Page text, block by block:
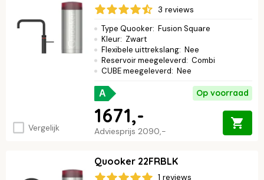
Vergelijk
3 reviews
Type Quooker: Fusion Square
Kleur: Zwart
Flexibele uittrekslang: Nee
Reservoir meegeleverd: Combi
CUBE meegeleverd: Nee
A Op voorraad
Adviesprijs 2090,-
1671,-
Quooker 22FRBLK
1 reviews